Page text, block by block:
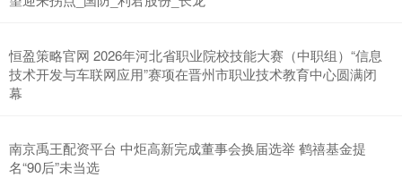
恒盈策略官网 2026年河北省职业院校技能大赛（中职组）“信息
技术开发与车联网应用”赛项在晋州市职业技术教育中心圆满闭
幕
南京禹王配资平台 中炬高新完成董事会换届选举 鹤禧基金提
名“90后”未当选